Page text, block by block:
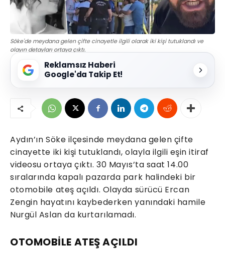
Söke'de meydana gelen çifte cinayetle ilgili olarak iki kişi tutuklandı ve
olayın detayları ortaya çıktı.
Reklamsız Haberi
Google'da Takip Et!
Aydın’ın Söke ilçesinde meydana gelen çifte
cinayette iki kişi tutuklandı, olayla ilgili eşin itiraf
videosu ortaya çıktı. 30 Mayıs’ta saat 14.00
sıralarında kapalı pazarda park halindeki bir
otomobile ateş açıldı. Olayda sürücü Ercan
Zengin hayatını kaybederken yanındaki hamile
Nurgül Aslan da kurtarılamadı.
OTOMOBİLE ATEŞ AÇILDI